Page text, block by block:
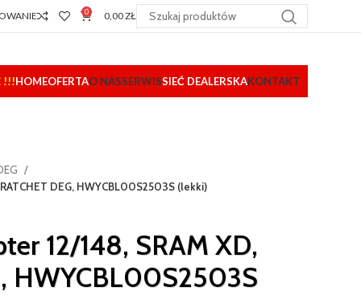
0 0,00ZŁ
!!!HOMEOFERTAO NASSERWISSIEĆ DEALERSKAKONTAKT
DEG, HWYCBL00S2503S (lekki)
12/148, SRAM XD,
HWYCBL00S2503S